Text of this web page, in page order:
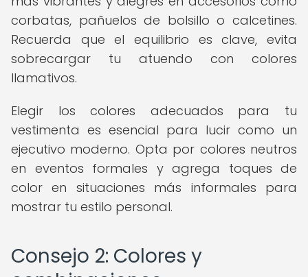
corbatas, pañuelos de bolsillo o calcetines.
Recuerda que el equilibrio es clave, evita
sobrecargar tu atuendo con colores
llamativos.
Elegir los colores adecuados para tu
vestimenta es esencial para lucir como un
ejecutivo moderno. Opta por colores neutros
en eventos formales y agrega toques de
color en situaciones más informales para
mostrar tu estilo personal.
Consejo 2: Colores y